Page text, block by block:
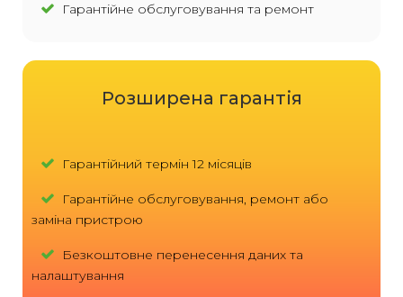
Гарантійне обслуговування та ремонт
Розширена гарантія
Гарантійний термін 12 місяців
Гарантійне обслуговування, ремонт або
заміна пристрою
Безкоштовне перенесення даних та
налаштування